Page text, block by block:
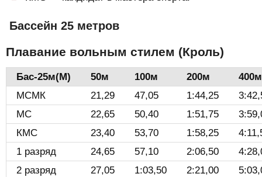
Бассейн 25 метров
Плавание вольным стилем (Кроль)
Бас-25м(М)️ 50м 100м 200м
400м
МСМК
21,29 47,05 1:44,25
МС
22,65 50,40 1:51,75
КМС
23,40 53,70 1:58,25
1 разряд
24,65 57,10 2:06,50
2 разряд
27,05 1:03,50 2:21,00